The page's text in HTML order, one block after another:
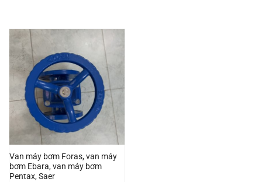
Van máy bơm Foras, van máy
bơm Ebara, van máy bơm
Pentax, Saer